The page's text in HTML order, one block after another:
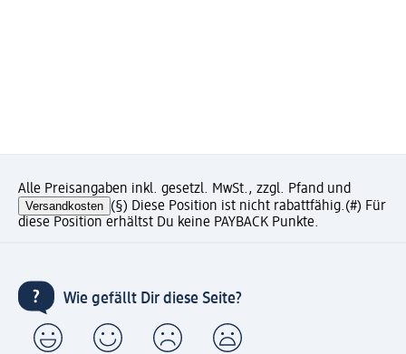
Alle Preisangaben inkl. gesetzl. MwSt., zzgl. Pfand und
Versandkosten (§) Diese Position ist nicht rabattfähig.(#) Für
diese Position erhältst Du keine PAYBACK Punkte.
Wie gefällt Dir diese Seite?